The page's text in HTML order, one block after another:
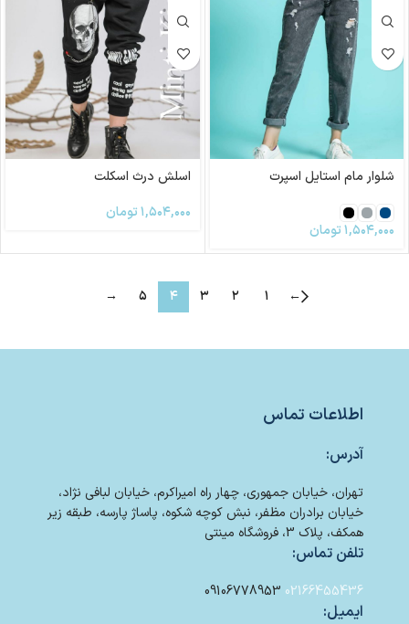
شلوار مام استایل اسپرت
۱,۵۰۴,۰۰۰تومان
اسلش درث اسکلت
۱,۵۰۴,۰۰۰تومان
← ۱ ۲ ۳ ۴ ۵ →
اطلاعات تماس
آدرس:
تهران، خیابان جمهوری، چهار راه امیراکرم، خیابان لبافی نژاد،
خیابان برادران مظفر، نبش کوچه شکوه، پاساژ پارسه، طبقه زیر
همکف، پلاک 3، فروشگاه مینتی
تلفن تماس:
02166455436
09106778953
ایمیل: